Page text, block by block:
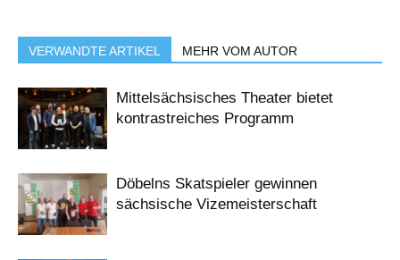
VERWANDTE ARTIKEL MEHR VOM AUTOR
Mittelsächsisches Theater bietet
kontrastreiches Programm
Döbelns Skatspieler gewinnen
sächsische Vizemeisterschaft